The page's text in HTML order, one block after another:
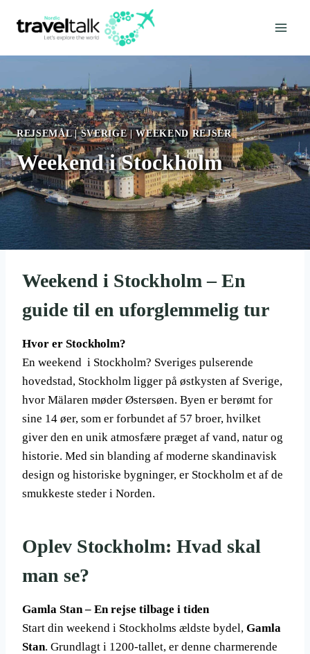
REJSEMÅL|SVERIGE|WEEKEND REJSER
Weekend i Stockholm
Weekend i Stockholm – En
guide til en uforglemmelig tur
Hvor er Stockholm?
En weekend i Stockholm? Sveriges pulserende
hovedstad, Stockholm ligger på østkysten af Sverige,
hvor Mälaren møder Østersøen. Byen er berømt for
sine 14 øer, som er forbundet af 57 broer, hvilket
giver den en unik atmosfære præget af vand, natur og
historie. Med sin blanding af moderne skandinavisk
design og historiske bygninger, er Stockholm et af de
smukkeste steder i Norden.
Oplev Stockholm: Hvad skal
man se?
Gamla Stan – En rejse tilbage i tiden
Start din weekend i Stockholms ældste bydel, Gamla
Stan. Grundlagt i 1200-tallet, er denne charmerende